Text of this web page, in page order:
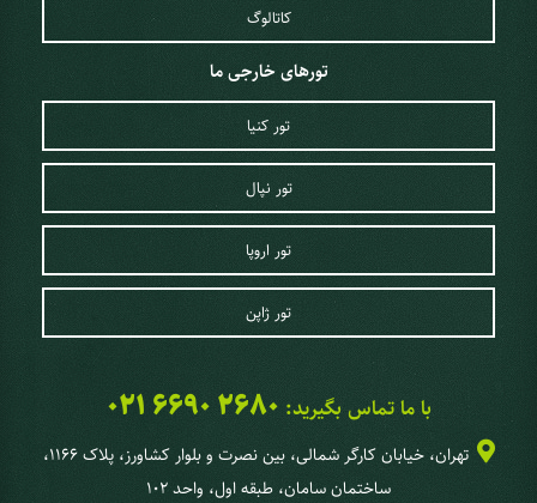
کاتالوگ
تورهای خارجی ما
تور کنیا
تور نپال
تور اروپا
تور ژاپن
با ما تماس بگیرید: 021 6690 2680
تهران، خیابان کارگر شمالی، بین نصرت و بلوار کشاورز، پلاک 1166،
ساختمان سامان، طبقه اول، واحد 102